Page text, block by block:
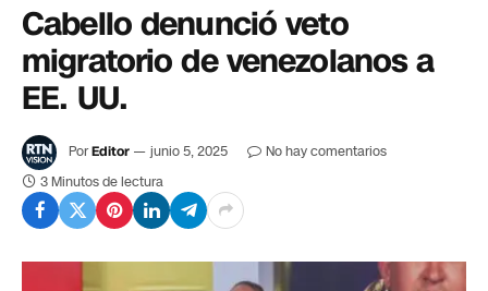
Cabello denunció veto
migratorio de venezolanos a
EE. UU.
PorEditor junio 5, 2025
No hay comentarios
3 Minutos de lectura